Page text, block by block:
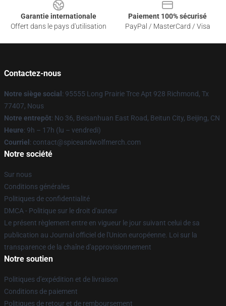
Garantie internationale
Offert dans le pays d'utilisation
Paiement 100% sécurisé
PayPal / MasterCard / Visa
Contactez-nous
Notre siège social : 95555 Long Prairie Trce Apt 928 Richmond, Tx
77407, Nous
Notre entrepôt: No 36, Beisanhuan East Road, Beitun City, Beijing, CN
Heure: 9h – 17h (lu – vendredi)
Courriel : contact@spiceandwolfmerch.com
Notre société
Sur nous
Conditions générales
Politiques de confidentialité
DMCA - Politique sur le droit d'auteur
Le présent règlement entre en vigueur le jour suivant celui de sa
publication au Journal officiel de l'Union européenne. Loi sur la
transparence de la chaîne d'approvisionnement
Notre soutien
Politiques d'expédition et de livraison
Conditions de paiement
Politiques de retour et de remboursement